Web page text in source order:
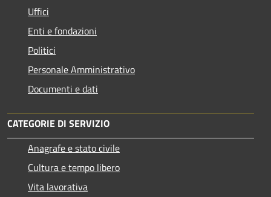
Uffici
Enti e fondazioni
Politici
Personale Amministrativo
Documenti e dati
CATEGORIE DI SERVIZIO
Anagrafe e stato civile
Cultura e tempo libero
Vita lavorativa